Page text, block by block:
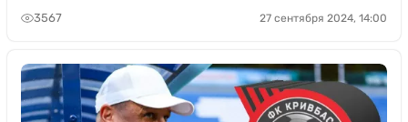
3567 27 сентября 2024, 14:00